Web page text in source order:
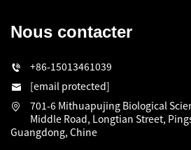
Nous contacter
+86-15013461039
[email protected]
701-6 Mithuapujing Biological
Middle Road, Longtian Street,
Guangdong, Chine